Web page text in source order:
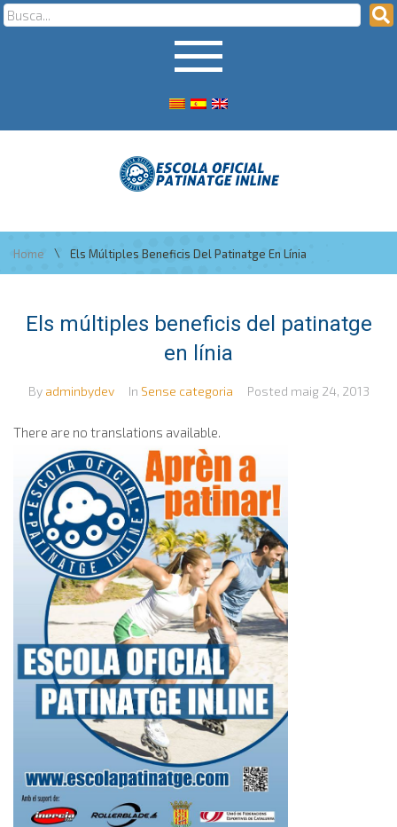
Home \ Els Múltiples Beneficis Del Patinatge En Línia
Els múltiples beneficis del patinatge
en línia
By adminbydev In Sense categoria Posted maig 24, 2013
There are no translations available.